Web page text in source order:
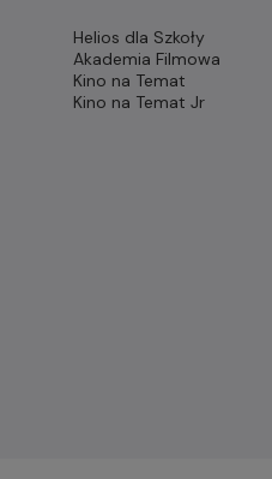
Helios dla Szkoły
Akademia Filmowa
Kino na Temat
Kino na Temat Jr